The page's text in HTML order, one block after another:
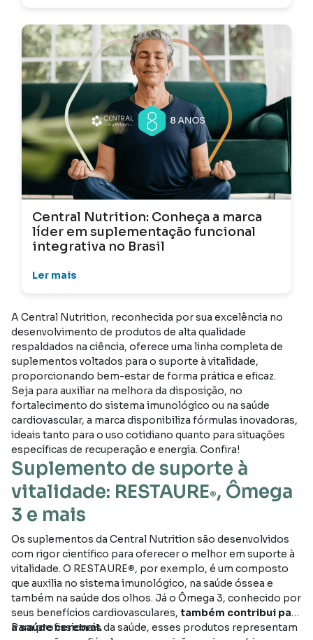
Central Nutrition: Conheça a marca
líder em suplementação funcional
integrativa no Brasil
Ler mais
A Central Nutrition, reconhecida por sua excelência no
desenvolvimento de produtos de alta qualidade
respaldados na ciência, oferece uma linha completa de
suplementos voltados para o suporte à vitalidade,
proporcionando bem-estar de forma prática e eficaz.
Seja para auxiliar na melhora da disposição, no
fortalecimento do sistema imunológico ou na saúde
cardiovascular, a marca disponibiliza fórmulas inovadoras,
ideais tanto para o uso cotidiano quanto para situações
específicas de recuperação e energia. Confira!
Suplemento de suporte à
vitalidade: RESTAURE®, Ômega
3 e mais
Os suplementos da Central Nutrition são desenvolvidos
com rigor científico para oferecer o melhor em suporte à
vitalidade. O RESTAURE®, por exemplo, é um composto
que auxilia no sistema imunológico, na saúde óssea e
também na saúde dos olhos. Já o Ômega 3, conhecido por
seus benefícios cardiovasculares, também contribui para
a saúde cerebral.
Para profissionais da saúde, esses produtos representam